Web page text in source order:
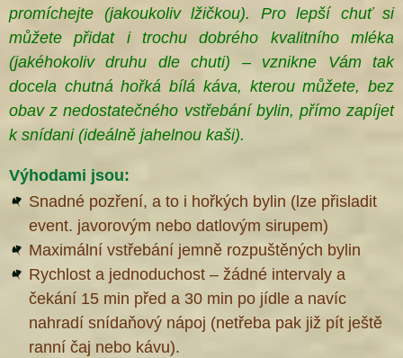
promíchejte (jakoukoliv lžičkou). Pro lepší chuť si
můžete přidat i trochu dobrého kvalitního mléka
(jakéhokoliv druhu dle chuti) – vznikne Vám tak
docela chutná hořká bílá káva, kterou můžete, bez
obav z nedostatečného vstřebání bylin, přímo zapíjet
k snídani (ideálně jahelnou kaši).
Výhodami jsou:
Snadné pozření, a to i hořkých bylin (lze přisladit
event. javorovým nebo datlovým sirupem)
Maximální vstřebání jemně rozpuštěných bylin
Rychlost a jednoduchost – žádné intervaly a
čekání 15 min před a 30 min po jídle a navíc
nahradí snídaňový nápoj (netřeba pak již pít ještě
ranní čaj nebo kávu).